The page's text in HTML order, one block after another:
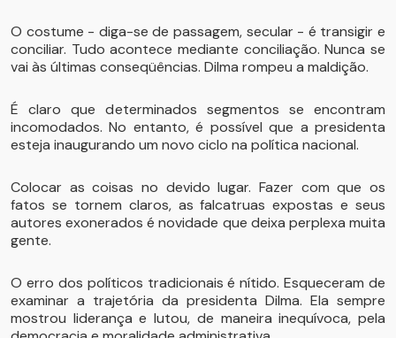
O costume - diga-se de passagem, secular - é transigir e
conciliar. Tudo acontece mediante conciliação. Nunca se
vai às últimas conseqüências. Dilma rompeu a maldição.
É claro que determinados segmentos se encontram
incomodados. No entanto, é possível que a presidenta
esteja inaugurando um novo ciclo na política nacional.
Colocar as coisas no devido lugar. Fazer com que os
fatos se tornem claros, as falcatruas expostas e seus
autores exonerados é novidade que deixa perplexa muita
gente.
O erro dos políticos tradicionais é nítido. Esqueceram de
examinar a trajetória da presidenta Dilma. Ela sempre
mostrou liderança e lutou, de maneira inequívoca, pela